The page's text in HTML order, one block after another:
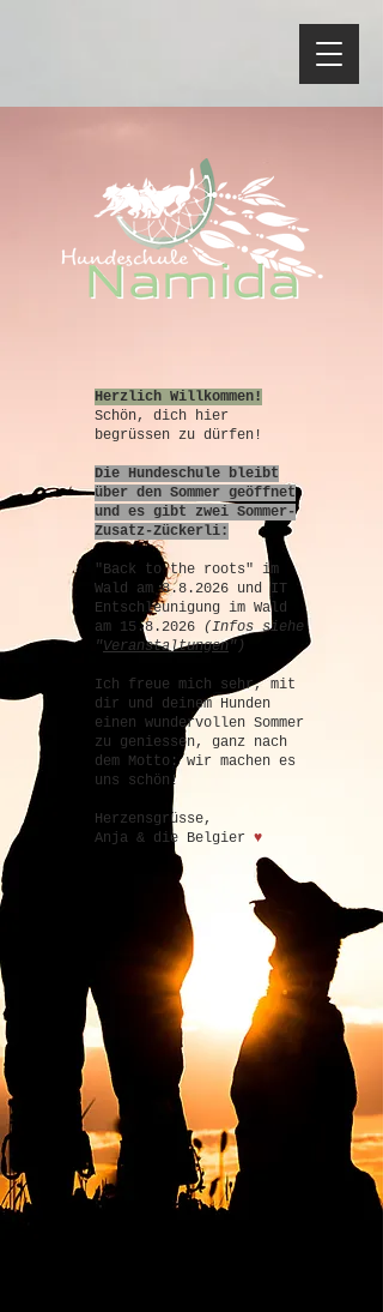
Herzlich Willkommen!
Schön, dich hier
begrüssen zu dürfen!
Die Hundeschule bleibt
über den Sommer geöffnet
und es gibt zwei Sommer-
Zusatz-Zückerli:
"Back to the roots" im
Wald am 8.8.2026 und IT
Entschleunigung im Wald
am 15.8.2026 (Infos siehe
"Veranstaltungen ")
Ich freue mich sehr, mit
dir und deinem Hunden
einen wundervollen Sommer
zu geniessen, ganz nach
dem Motto: wir machen es
uns schön!
Herzensgrüsse,
Anja & die Belgier ♥